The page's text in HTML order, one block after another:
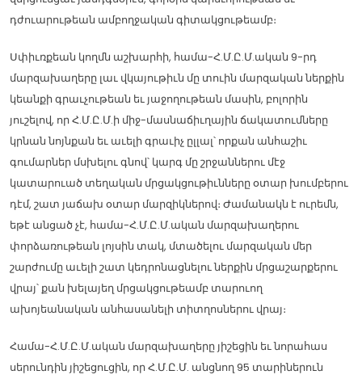
դժուարութեան ամբողջական գիտակցութեամբ։
Սփիւռքեան կողմն աշխարհի, համա-Հ.Մ.Ը.Մ.ական 9-րդ
մարզախաղերը լաւ վկայութիւն մը տուին մարզական ներքին
կեանքի գրաւչութեան եւ յաջողութեան մասին, բոլորին
յուշելով, որ Հ.Մ.Ը.Մ.ի միջ-մասնաճիւղային ճակատումները
կրնան նոյնքան եւ աւելի գրաւիչ ըլլալ՝ որքան անհաշիւ
գումարներ մսխելու գնով՝ կարգ մը շրջաններու մէջ
կատարուած տեղական մրցակցութիւնները օտար խումբերու
դէմ, շատ յաճախ օտար մարզիկներով։ Ժամանակն է ուրեմն,
եթէ անցած չէ, համա-Հ.Մ.Ը.Մ.ական մարզախաղերու
փորձառութեան լոյսին տակ, մտածելու մարզական մեր
շարժումը աւելի շատ կեդրոնացնելու ներքին մրցաշարքերու
վրայ՝ քան խելայեղ մրցակցութեամբ տարուող
ախոյեանական անհասանելի տիտղոսներու վրայ։
Համա-Հ.Մ.Ը.Մ.ական մարզախաղերը յիշեցին եւ նորահաս
սերունդին յիշեցուցին, որ Հ.Մ.Ը.Մ. անցնող 95 տարիներուն